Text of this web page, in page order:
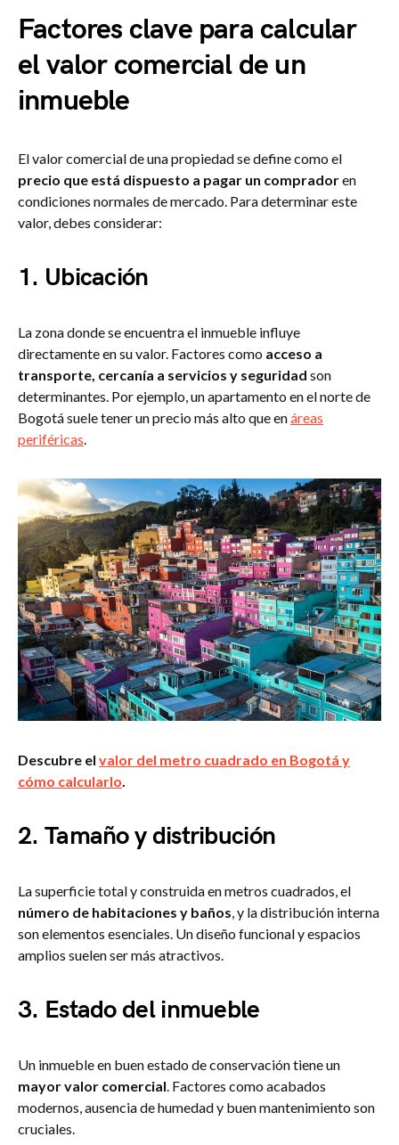
Factores clave para calcular
el valor comercial de un
inmueble
El valor comercial de una propiedad se define como el
precio que está dispuesto a pagar un compradoren
condiciones normales de mercado. Para determinar este
valor, debes considerar:
1. Ubicación
La zona donde se encuentra el inmueble influye
directamente en su valor. Factores como acceso a
transporte, cercanía a servicios y seguridad son
determinantes. Por ejemplo, un apartamento en el norte de
Bogotá suele tener un precio más alto que enáreas
periféricas.
Descubre el valor del metro cuadrado en Bogotá y
cómo calcularlo.
2. Tamaño y distribución
La superficie total y construida en metros cuadrados, el
número de habitaciones y baños, y la distribución interna
son elementos esenciales. Un diseño funcional y espacios
amplios suelen ser más atractivos.
3. Estado del inmueble
Un inmueble en buen estado de conservación tiene un
mayor valor comercial. Factores como acabados
modernos, ausencia de humedad y buen mantenimiento son
cruciales.